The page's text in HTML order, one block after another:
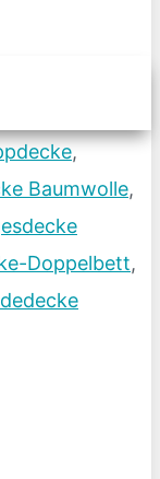
,
Baumwolle,
Doppelbett,